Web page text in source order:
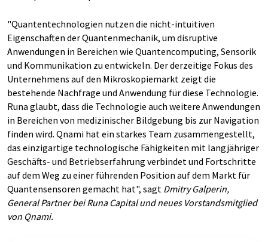
"Quantentechnologien nutzen die nicht-intuitiven
Eigenschaften der Quantenmechanik, um disruptive
Anwendungen in Bereichen wie Quantencomputing, Sensorik
und Kommunikation zu entwickeln. Der derzeitige Fokus des
Unternehmens auf den Mikroskopiemarkt zeigt die
bestehende Nachfrage und Anwendung für diese Technologie.
Runa glaubt, dass die Technologie auch weitere Anwendungen
in Bereichen von medizinischer Bildgebung bis zur Navigation
finden wird. Qnami hat ein starkes Team zusammengestellt,
das einzigartige technologische Fähigkeiten mit langjähriger
Geschäfts- und Betriebserfahrung verbindet und Fortschritte
auf dem Weg zu einer führenden Position auf dem Markt für
Quantensensoren gemacht hat", sagt Dmitry Galperin,
General Partner bei Runa Capital und neues Vorstandsmitglied
von Qnami.